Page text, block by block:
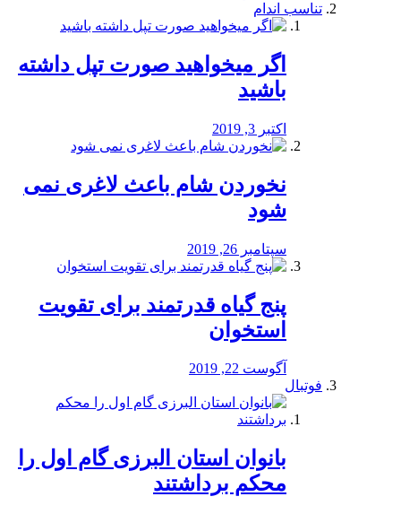
تناسب اندام
اگر میخواهید صورت تپل داشته
باشید
اکتبر 3, 2019
نخوردن شام باعث لاغری نمی
‌شود
سپتامبر 26, 2019
پنج گیاه قدرتمند برای تقویت
استخوان
آگوست 22, 2019
فوتبال
بانوان استان البرزی گام اول را
محكم برداشتند